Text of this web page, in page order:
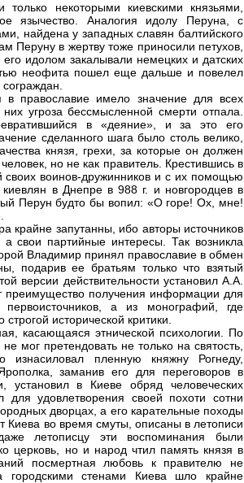
некоторыми киевскими князьями,
язычество. Аналогия идолу Перуна, с
найдена у западных славян балтийского
Перуну в жертву тоже приносили петухов,
идолом закалывали немецких и датских
неофита пошел еще дальше и повелел
православие имело значение для всех
угроза бессмысленной смерти отпала.
в «деяние», и за это его
сделанного шага было столь велико,
князя, грехи, за которые он должен
но не как правитель. Крестившись в
воинов-дружинников и с их помощью
в Днепре в 988 г. и новгородцев в
Перун будто бы вопил: «О горе! Ох, мне!
крайне запутанны, ибо авторы источников
свои партийные интересы. Так возникла
Владимир принял православие в обмен
подарив ее братьям только что взятый
версии действительности установил А.А.
преимущество получения информации для
а из монографий, где
исторической критики.
касающаяся этнической психологии. По
мог претендовать не только на святость,
пленную княжну Рогнеду,
заманив его для переговоров в
установил в Киеве обряд человеческих
удовлетворения своей похоти сотни
дворцах, а его карательные походы
Киева во время смуты, описаны в летописи
летописцу эти воспоминания были
церковь, но и народ чтил память князя в
посмертная любовь к правителю не
городскими стенами Киева шло крайне